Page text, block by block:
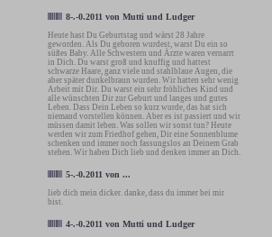
8-.-0.2011 von Mutti und Ludger
Heute hast Du Geburtstag und wärst 28 Jahre
geworden. Als Du geboren wurdest, warst Du ein so
süßes Baby. Alle Schwestern und Ärzte waren vernarrt
in Dich. Du warst groß und knuffig und hattest
schwarze Haare, ganz viele und stahlblaue Augen, die
aber später dunkelbraun wurden. Wir hatten sehr wenig
Arbeit mit Dir. Du warst ein sehr fröhliches Kind und
alle wünschten Dir zur Geburt und langes und gutes
Leben. Dass Dein Leben so kurz wurde, das hat sich
niemand vorstellen können. Aber es ist passiert und wir
müssen damit leben. Was sollen wir sonst tun? Heute
werden wir zum Friedhof gehen, Dir eine Sonnenblume
schenken und immer noch fassungslos an Deinem Grab
stehen. Wir haben Dich lieb und denken immer an Dich.
5-.-0.2011 von ...
lieb dich mein dicker. danke, dass du immer bei mir
bist.
4-.-0.2011 von Mutti und Ludger